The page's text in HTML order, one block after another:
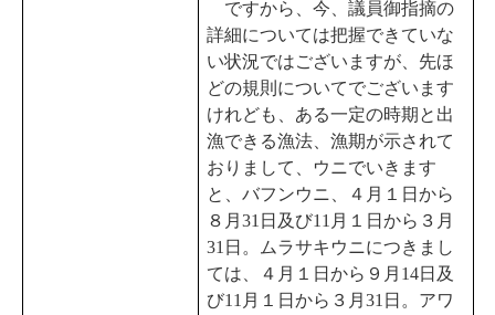
ですから、今、議員御指摘の
詳細については把握できていな
い状況ではございますが、先ほ
どの規則についてでございます
けれども、ある一定の時期と出
漁できる漁法、漁期が示されて
おりまして、ウニでいきます
と、バフンウニ、４月１日から
８月31日及び11月１日から３月
31日。ムラサキウニにつきまし
ては、４月１日から９月14日及
び11月１日から３月31日。アワ